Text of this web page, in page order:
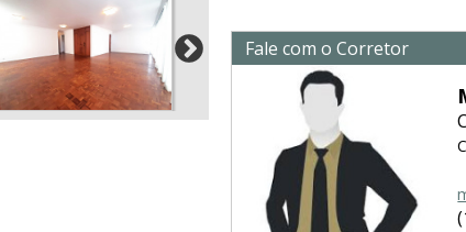
Fale com o Corretor